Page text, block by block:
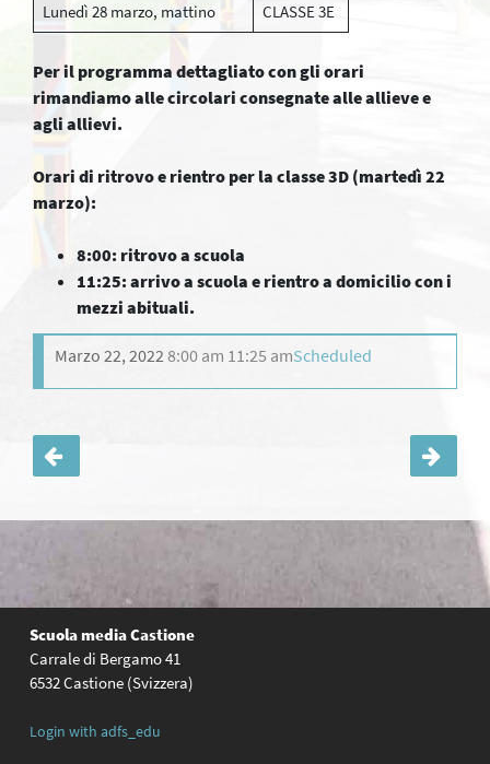
Lunedì 28 marzo, mattino
CLASSE 3E
Per il programma dettagliato con gli orari
rimandiamo alle circolari consegnate alle allieve e
agli allievi.
Orari di ritrovo e rientro per la classe 3D (martedì 22
marzo):
8:00: ritrovo a scuola
11:25: arrivo a scuola e rientro a domicilio con i
mezzi abituali.
Marzo 22, 2022 8:00 am 11:25 amScheduled
Navigazione
articoli
Scuola media Castione
Carrale di Bergamo 41
6532 Castione (Svizzera)
Login with adfs_edu